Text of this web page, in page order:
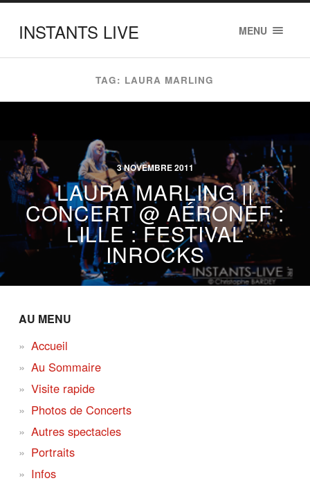
INSTANTS LIVE MENU
TAG: LAURA MARLING
3 NOVEMBRE 2011
LAURA MARLING ||
CONCERT @ AÉRONEF :
LILLE : FESTIVAL
INROCKS
AU MENU
Accueil
Au Sommaire
Visite rapide
Photos de Concerts
Autres spectacles
Portraits
Infos